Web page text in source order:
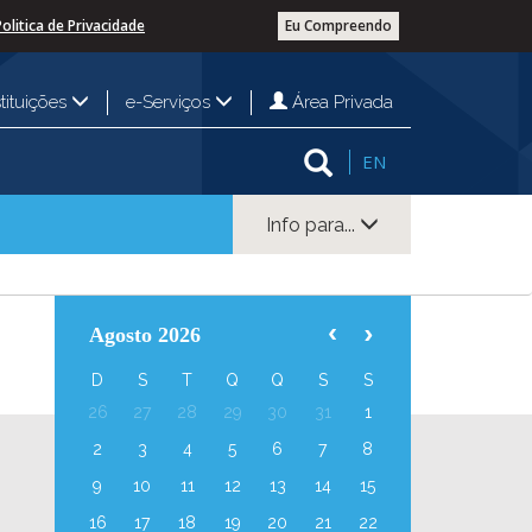
Eu Compreendo
de Privacidade
e-Serviços Área Privada
EN
Info para...
Agosto 2026
D S T Q Q S
S
26
27 28 29 30 31
1
2
3 4 5 6 7
8
9
10 11 12 13 14
15
16
17 18 19 20 21
22